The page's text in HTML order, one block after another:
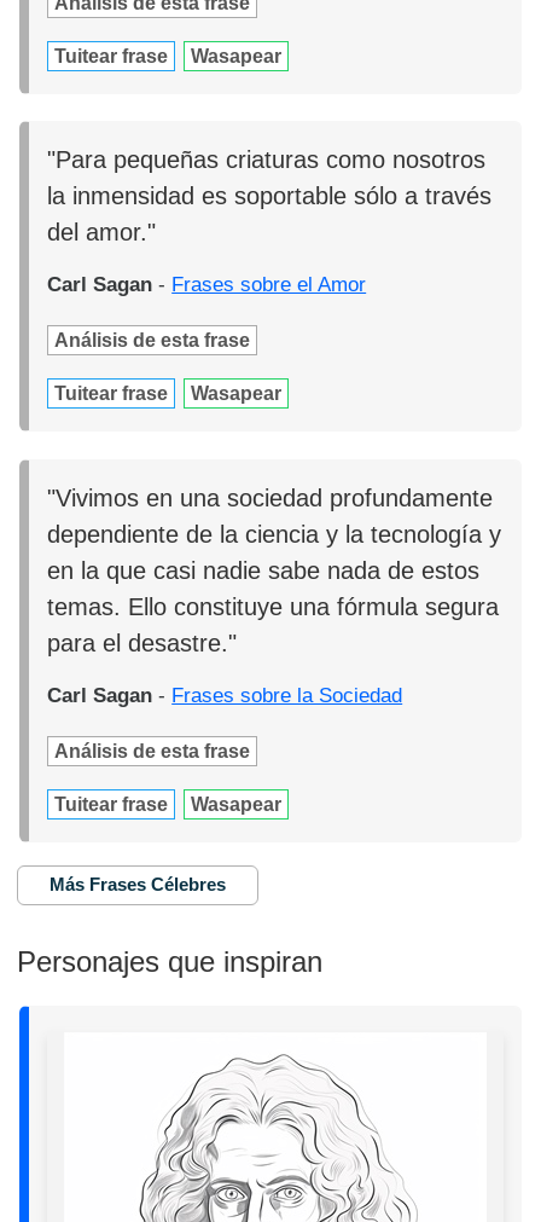
Tuitear frase Wasapear
"Para pequeñas criaturas como nosotros
la inmensidad es soportable sólo a través
del amor."
Carl Sagan - Frases sobre el Amor
Análisis de esta frase
Tuitear frase Wasapear
"Vivimos en una sociedad profundamente
dependiente de la ciencia y la tecnología y
en la que casi nadie sabe nada de estos
temas. Ello constituye una fórmula segura
para el desastre."
Carl Sagan - Frases sobre la Sociedad
Análisis de esta frase
Tuitear frase Wasapear
Más Frases Célebres
Personajes que inspiran